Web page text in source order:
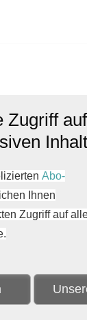
Zugriff
Abo-
Ihnen
Zugriff auf